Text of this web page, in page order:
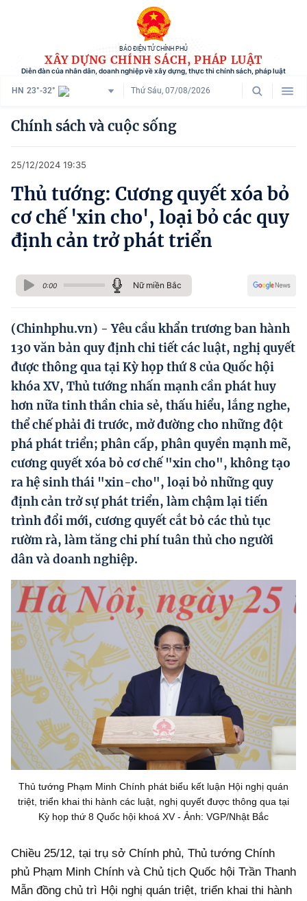
BÁO ĐIỆN TỬ CHÍNH PHỦ
XÂY DỰNG CHÍNH SÁCH, PHÁP LUẬT
Diễn đàn của nhân dân, doanh nghiệp về xây dựng, thực thi chính sách, pháp luật
HN 23°-32° Thứ Sáu, 07/08/2026
Danh mục
Tham vấn chính sách
Người dân góp ý
Chính sách và cuộc sống
Phát triển kinh tế tư nhân và doanh nghiệp dân tộc
Ocop và chuỗi giá trị Nông sản
Kinh tế tư nhân
Doanh nghiệp dân tộc
Video
Photo
Chính sách và cuộc sống
25/12/2024 19:35
Thủ tướng: Cương quyết xóa bỏ
cơ chế 'xin cho', loại bỏ các quy
định cản trở phát triển
0:00 Nữ miền Bắc
(Chinhphu.vn) - Yêu cầu khẩn trương ban hành
130 văn bản quy định chi tiết các luật, nghị quyết
được thông qua tại Kỳ họp thứ 8 của Quốc hội
khóa XV, Thủ tướng nhấn mạnh cần phát huy
hơn nữa tinh thần chia sẻ, thấu hiểu, lắng nghe,
thể chế phải đi trước, mở đường cho những đột
phá phát triển; phân cấp, phân quyền mạnh mẽ,
cương quyết xóa bỏ cơ chế "xin cho", không tạo
ra hệ sinh thái "xin-cho", loại bỏ những quy
định cản trở sự phát triển, làm chậm lại tiến
trình đổi mới, cương quyết cắt bỏ các thủ tục
rườm rà, làm tăng chi phí tuân thủ cho người
dân và doanh nghiệp.
Thủ tướng Phạm Minh Chính phát biểu kết luận Hội nghị quán
triệt, triển khai thi hành các luật, nghị quyết được thông qua tại
Kỳ họp thứ 8 Quốc hội khoá XV - Ảnh: VGP/Nhật Bắc
Chiều 25/12, tại trụ sở Chính phủ, Thủ tướng Chính
phủ Phạm Minh Chính và Chủ tịch Quốc hội Trần Thanh
Mẫn đồng chủ trì Hội nghị quán triệt, triển khai thi hành